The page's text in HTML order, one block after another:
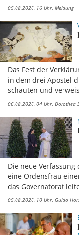
05.08.2026, 16 Uhr Meldung
Das Fest der
in dem drei Apostel
schauten und
06.08.2026, 04 Uhr Dorothea
Die neue Verfassung
eine Ordensfrau
das Governatorat
05.08.2026, 10 Uhr Guido